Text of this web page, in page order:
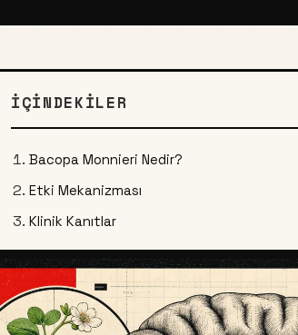
İÇINDEKILER
Bacopa Monnieri Nedir?
Etki Mekanizması
Klinik Kanıtlar